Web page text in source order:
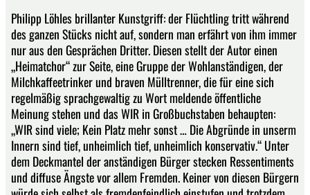
Philipp Löhles brillanter Kunstgriff: der Flüchtling tritt während
des ganzen Stücks nicht auf, sondern man erfährt von ihm immer
nur aus den Gesprächen Dritter. Diesen stellt der Autor einen
„Heimatchor“ zur Seite, eine Gruppe der Wohlanständigen, der
Milchkaffeetrinker und braven Mülltrenner, die für eine sich
regelmäßig sprachgewaltig zu Wort meldende öffentliche
Meinung stehen und das WIR in Großbuchstaben behaupten:
„WIR sind viele; Kein Platz mehr sonst … Die Abgründe in unserm
Innern sind tief, unheimlich tief, unheimlich konservativ.“ Unter
dem Deckmantel der anständigen Bürger stecken Ressentiments
und diffuse Ängste vor allem Fremden. Keiner von diesen Bürgern